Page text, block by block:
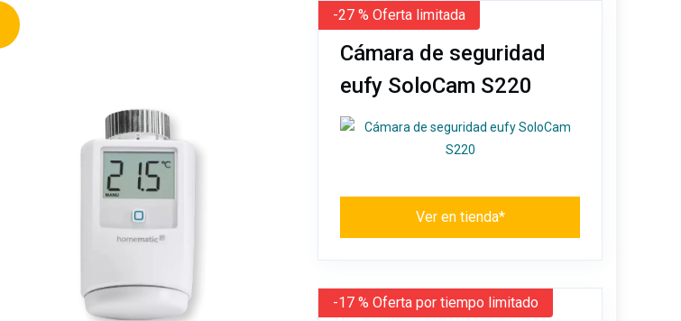
-27 % Oferta limitada
Cámara de seguridad
eufy SoloCam S220
Ver en tienda*
-17 % Oferta por tiempo limitado